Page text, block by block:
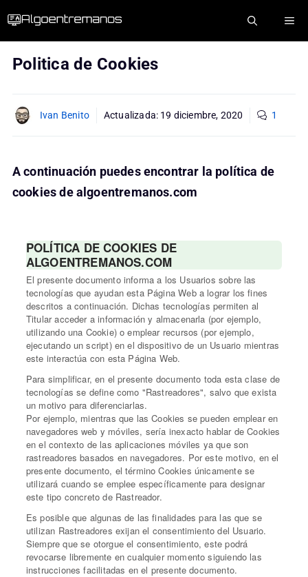
Politica de Cookies
Ivan Benito Actualizada: 19 diciembre, 2020 1
A continuación puedes encontrar la política de
cookies de algoentremanos.com
POLÍTICA DE COOKIES DE
ALGOENTREMANOS.COM
El presente documento informa a los Usuarios sobre las
tecnologías que ayudan esta Página Web a lograr los fines
descritos a continuación. Dichas tecnologías permiten al
Titular acceder a información y almacenarla (por ejemplo,
utilizando una Cookie) o emplear recursos (por ejemplo,
ejecutando un script) en el dispositivo de un Usuario mientras
este interactúa con esta Página Web.
Para simplificar, en el presente documento toda esta clase de
tecnologías se define como "Rastreadores", salvo que exista
un motivo para diferenciarlas.
Por ejemplo, mientras que las Cookies se pueden emplear en
navegadores web y móviles, sería inexacto hablar de Cookies
en el contexto de las aplicaciones móviles ya que son
rastreadores basados en navegadores. Por este motivo, en el
presente documento, el término Cookies únicamente se
utilizará cuando se emplee específicamente para designar
este tipo concreto de Rastreador.
Es posible que algunas de las finalidades para las que se
utilizan Rastreadores exijan el consentimiento del Usuario.
Siempre que se otorgue el consentimiento, este podrá
revocarse libremente en cualquier momento siguiendo las
instrucciones facilitadas en el presente documento.